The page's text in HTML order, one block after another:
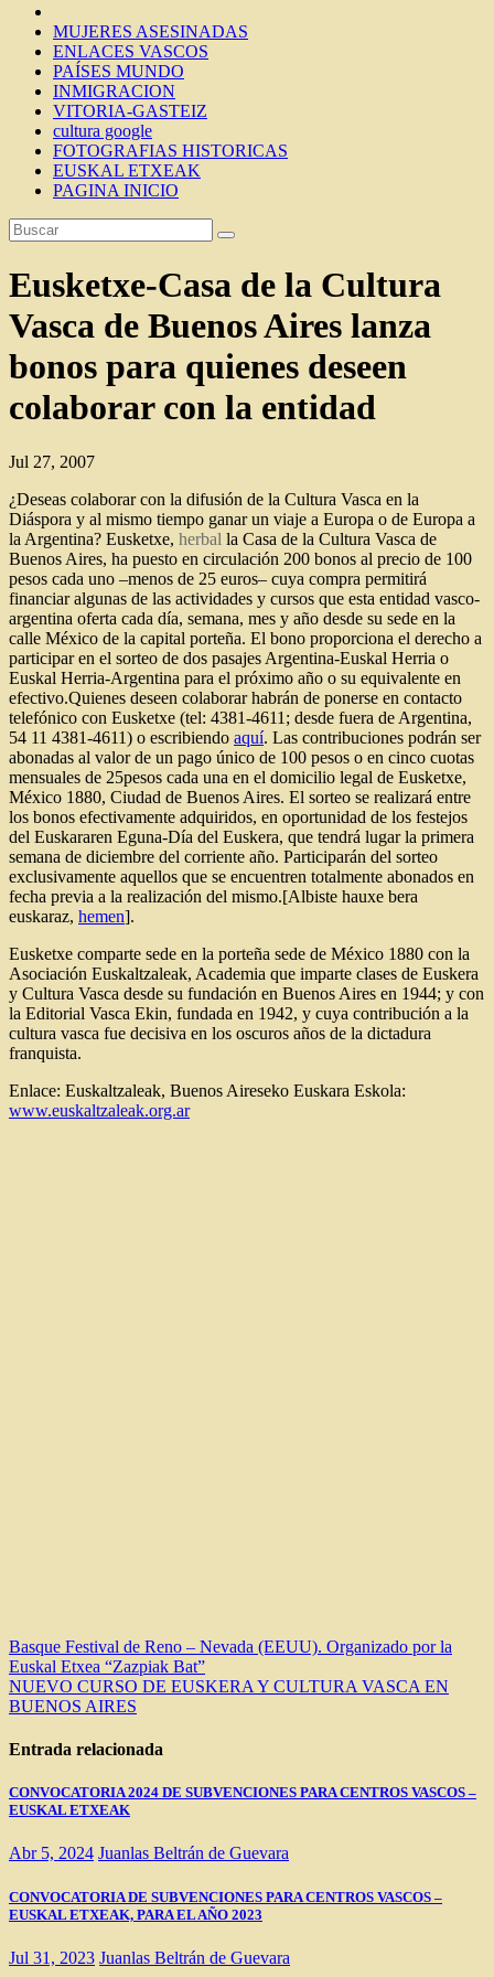
MUJERES ASESINADAS
ENLACES VASCOS
PAÍSES MUNDO
INMIGRACION
VITORIA-GASTEIZ
cultura google
FOTOGRAFIAS HISTORICAS
EUSKAL ETXEAK
PAGINA INICIO
Eusketxe-Casa de la Cultura
Vasca de Buenos Aires lanza
bonos para quienes deseen
colaborar con la entidad
Jul 27, 2007
¿Deseas colaborar con la difusión de la Cultura Vasca en la
Diáspora y al mismo tiempo ganar un viaje a Europa o de Europa a
la Argentina? Eusketxe, herbal la Casa de la Cultura Vasca de
Buenos Aires, ha puesto en circulación 200 bonos al precio de 100
pesos cada uno –menos de 25 euros– cuya compra permitirá
financiar algunas de las actividades y cursos que esta entidad vasco-
argentina oferta cada día, semana, mes y año desde su sede en la
calle México de la capital porteña. El bono proporciona el derecho a
participar en el sorteo de dos pasajes Argentina-Euskal Herria o
Euskal Herria-Argentina para el próximo año o su equivalente en
efectivo.Quienes deseen colaborar habrán de ponerse en contacto
telefónico con Eusketxe (tel: 4381-4611; desde fuera de Argentina,
54 11 4381-4611) o escribiendo aquí. Las contribuciones podrán ser
abonadas al valor de un pago único de 100 pesos o en cinco cuotas
mensuales de 25pesos cada una en el domicilio legal de Eusketxe,
México 1880, Ciudad de Buenos Aires. El sorteo se realizará entre
los bonos efectivamente adquiridos, en oportunidad de los festejos
del Euskararen Eguna-Día del Euskera, que tendrá lugar la primera
semana de diciembre del corriente año. Participarán del sorteo
exclusivamente aquellos que se encuentren totalmente abonados en
fecha previa a la realización del mismo.[Albiste hauxe bera
euskaraz, hemen].
Eusketxe comparte sede en la porteña sede de México 1880 con la
Asociación Euskaltzaleak, Academia que imparte clases de Euskera
y Cultura Vasca desde su fundación en Buenos Aires en 1944; y con
la Editorial Vasca Ekin, fundada en 1942, y cuya contribución a la
cultura vasca fue decisiva en los oscuros años de la dictadura
franquista.
Enlace: Euskaltzaleak, Buenos Aireseko Euskara Eskola:
www.euskaltzaleak.org.ar
Navegación
de
entradas
Basque Festival de Reno – Nevada (EEUU). Organizado por la
Euskal Etxea “Zazpiak Bat”
NUEVO CURSO DE EUSKERA Y CULTURA VASCA EN
BUENOS AIRES
Entrada relacionada
CONVOCATORIA 2024 DE SUBVENCIONES PARA CENTROS VASCOS –
EUSKAL ETXEAK
Abr 5, 2024 Juanlas Beltrán de Guevara
CONVOCATORIA DE SUBVENCIONES PARA CENTROS VASCOS –
EUSKAL ETXEAK, PARA EL AÑO 2023
Jul 31, 2023 Juanlas Beltrán de Guevara